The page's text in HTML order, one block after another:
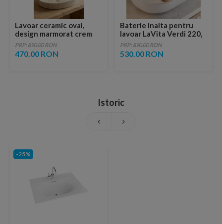
Lavoar ceramic oval,
design marmorat crem
lucios cu vene aurii,
ventil inclus
PRP: 890.00 RON
470.00 RON
Baterie inalta pentru
lavoar LaVita Verdi 220,
fara ventil, brushed
copper
PRP: 890.00 RON
530.00 RON
Istoric
-25%